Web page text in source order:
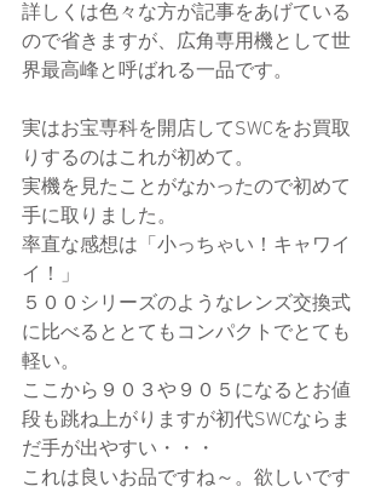
詳しくは色々な方が記事をあげている
ので省きますが、広角専用機として世
界最高峰と呼ばれる一品です。
実はお宝専科を開店してSWCをお買取
りするのはこれが初めて。
実機を見たことがなかったので初めて
手に取りました。
率直な感想は「小っちゃい！キャワイ
イ！」
５００シリーズのようなレンズ交換式
に比べるととてもコンパクトでとても
軽い。
ここから９０３や９０５になるとお値
段も跳ね上がりますが初代SWCならま
だ手が出やすい・・・
これは良いお品ですね～。欲しいです